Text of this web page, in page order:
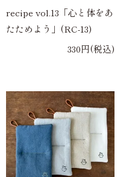
recipe vol.13「心と体をあ
たためよう」(RC-13)
330円(税込)